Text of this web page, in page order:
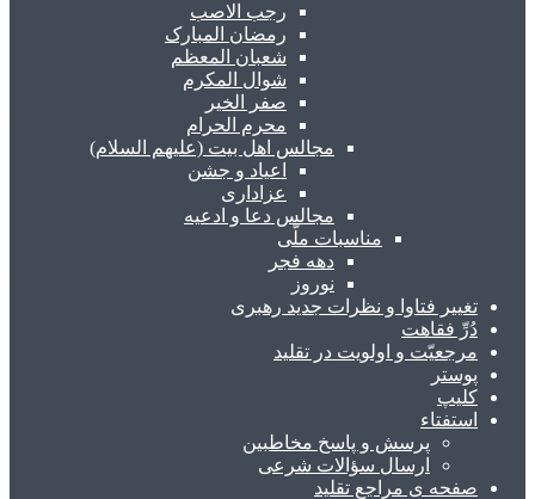
رجب الاصب
رمضان المبارک
شعبان المعظم
شوال المکرم
صفر الخیر
محرم الحرام
مجالس اهل بیت (علیهم السلام)
اعیاد و جشن
عزاداری
مجالس دعا و ادعیه
مناسبات ملّی
دهه فجر
نوروز
تغییر فتاوا و نظرات جدید رهبری
دُرِّ فقاهت
مرجعیّت و اولویت در تقلید
پوستر
کلیپ
استفتاء
پرسش و پاسخ مخاطبین
ارسال سؤالات شرعی
صفحه ی مراجع تقلید